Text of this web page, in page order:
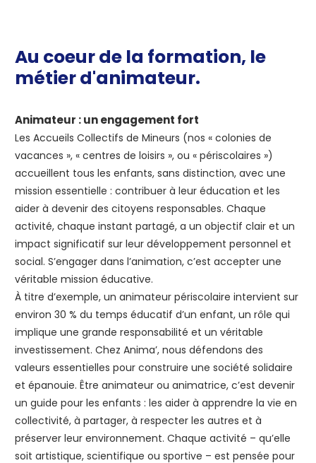
Au coeur de la formation, le
métier d'animateur.
Animateur : un engagement fort
Les Accueils Collectifs de Mineurs (nos « colonies de
vacances », « centres de loisirs », ou « périscolaires »)
accueillent tous les enfants, sans distinction, avec une
mission essentielle : contribuer à leur éducation et les
aider à devenir des citoyens responsables. Chaque
activité, chaque instant partagé, a un objectif clair et un
impact significatif sur leur développement personnel et
social. S’engager dans l’animation, c’est accepter une
véritable mission éducative.
À titre d’exemple, un animateur périscolaire intervient sur
environ 30 % du temps éducatif d’un enfant, un rôle qui
implique une grande responsabilité et un véritable
investissement. Chez Anima’, nous défendons des
valeurs essentielles pour construire une société solidaire
et épanouie. Être animateur ou animatrice, c’est devenir
un guide pour les enfants : les aider à apprendre la vie en
collectivité, à partager, à respecter les autres et à
préserver leur environnement. Chaque activité – qu’elle
soit artistique, scientifique ou sportive – est pensée pour